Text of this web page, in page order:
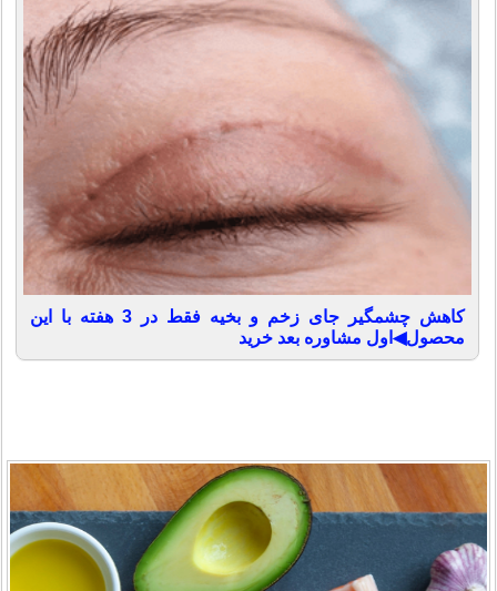
کاهش چشمگیر جای زخم و بخیه فقط در 3 هفته با این
محصول◀اول مشاوره بعد خرید